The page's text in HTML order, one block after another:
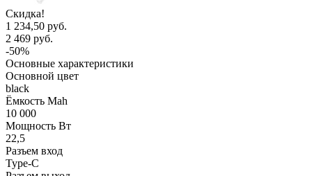
Скидка!
1 234,50 руб.
2 469 руб.
-50%
Основные характеристики
Основной цвет
black
Ёмкость Mah
10 000
Мощность Вт
22,5
Разъем вход
Type-C